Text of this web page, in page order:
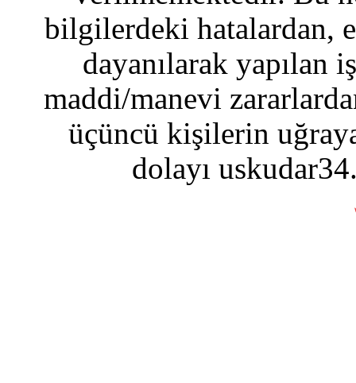
bilgilerdeki hatalardan,
dayanılarak yapılan
maddi/manevi
üçüncü kişilerin
dolayı